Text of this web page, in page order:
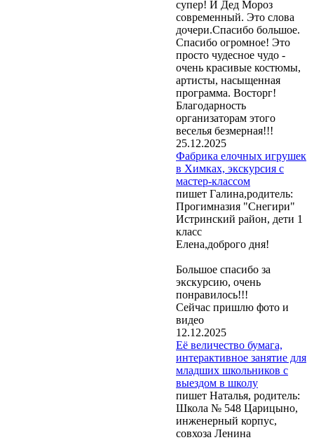
супер! И Дед Мороз
современный. Это слова
дочери.Спасибо большое.
Спасибо огромное! Это
просто чудесное чудо -
очень красивые костюмы,
артисты, насыщенная
программа. Восторг!
Благодарность
организаторам этого
веселья безмерная!!!
25.12.2025
Фабрика елочных игрушек
в Химках, экскурсия с
мастер-классом
пишет Галина,родитель:
Прогимназия "Снегири"
Истринский район, дети 1
класс
Елена,доброго дня!
Большое спасибо за
экскурсию, очень
понравилось!!!
Сейчас пришлю фото и
видео
12.12.2025
Её величество бумага,
интерактивное занятие для
младших школьников с
выездом в школу
пишет Наталья, родитель:
Школа № 548 Царицыно,
инженерный корпус,
совхоза Ленина